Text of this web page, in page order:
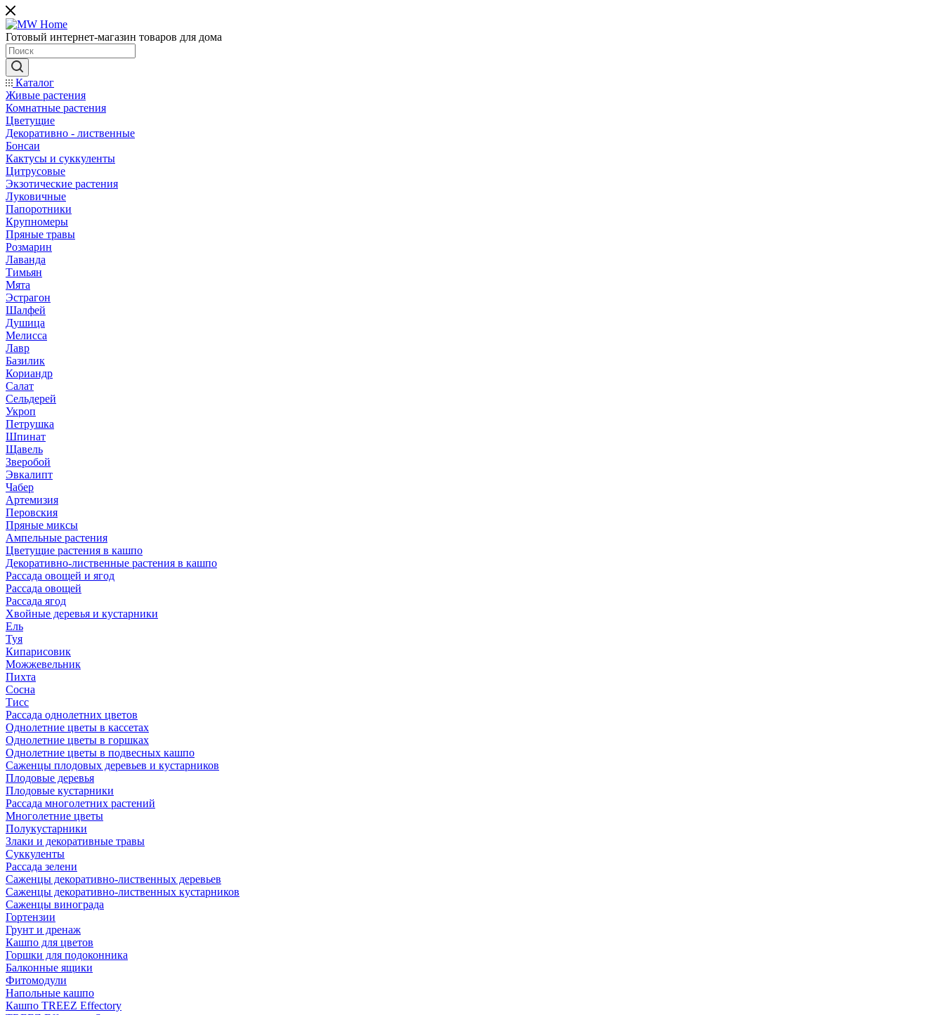
Готовый интернет-магазин товаров для дома
Каталог
Живые растения
Комнатные растения
Цветущие
Декоративно - лиственные
Бонсаи
Кактусы и суккуленты
Цитрусовые
Экзотические растения
Луковичные
Папоротники
Крупномеры
Пряные травы
Розмарин
Лаванда
Тимьян
Мята
Эстрагон
Шалфей
Душица
Мелисса
Лавр
Базилик
Кориандр
Салат
Сельдерей
Укроп
Петрушка
Шпинат
Щавель
Зверобой
Эвкалипт
Чабер
Артемизия
Перовския
Пряные миксы
Ампельные растения
Цветущие растения в кашпо
Декоративно-лиственные растения в кашпо
Рассада овощей и ягод
Рассада овощей
Рассада ягод
Хвойные деревья и кустарники
Ель
Туя
Кипарисовик
Можжевельник
Пихта
Сосна
Тисc
Рассада однолетних цветов
Однолетние цветы в кассетах
Однолетние цветы в горшках
Однолетние цветы в подвесных кашпо
Саженцы плодовых деревьев и кустарников
Плодовые деревья
Плодовые кустарники
Рассада многолетних растений
Многолетние цветы
Полукустарники
Злаки и декоративные травы
Суккуленты
Рассада зелени
Саженцы декоративно-лиственных деревьев
Саженцы декоративно-лиственных кустарников
Саженцы винограда
Гортензии
Грунт и дренаж
Кашпо для цветов
Горшки для подоконника
Балконные ящики
Фитомодули
Напольные кашпо
Кашпо TREEZ Effectory